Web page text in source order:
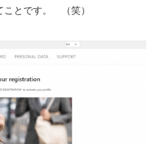
ことです。 （笑）